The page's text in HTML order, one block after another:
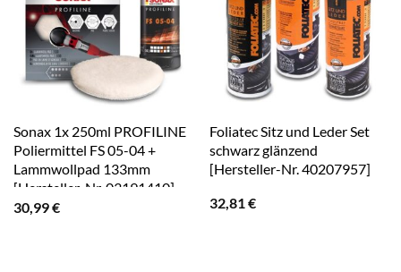
Sonax 1x 250ml PROFILINE
Poliermittel FS 05-04 +
Lammwollpad 133mm
[Hersteller-Nr. 03191410]
30,99€
Foliatec Sitz und Leder Set
schwarz glänzend
[Hersteller-Nr. 40207957]
32,81€